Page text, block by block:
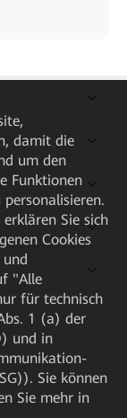
damit die
um den
Funktionen
Sie sich
Cookies
"Alle
für technisch
1 (a) der
und in
Sie können
Sie mehr in